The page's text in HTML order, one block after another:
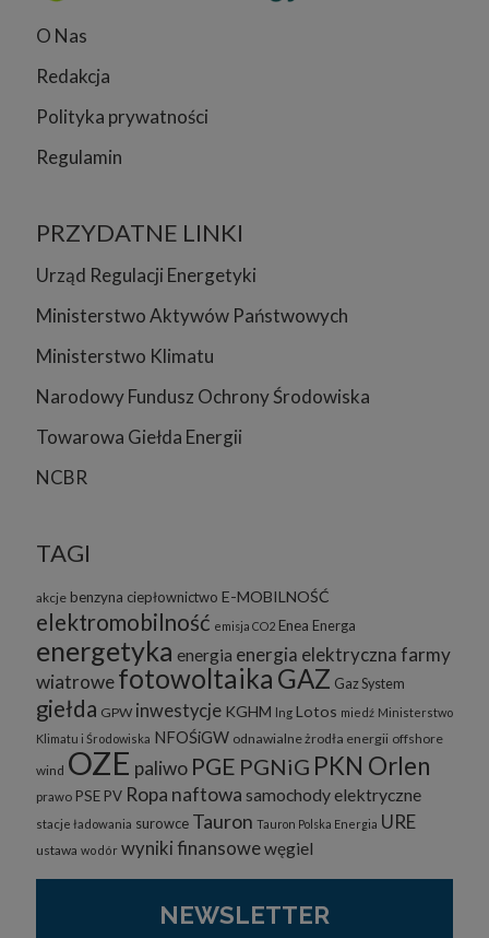
O Nas
Redakcja
Polityka prywatności
Regulamin
PRZYDATNE LINKI
Urząd Regulacji Energetyki
Ministerstwo Aktywów Państwowych
Ministerstwo Klimatu
Narodowy Fundusz Ochrony Środowiska
Towarowa Giełda Energii
NCBR
TAGI
akcje benzyna ciepłownictwo E-MOBILNOŚĆ
elektromobilność emisja CO2 Enea Energa
energetyka energia energia elektrycznafarmy
wiatrowefotowoltaika GAZ Gaz System
giełda GPW inwestycje KGHM lng Lotos miedź Ministerstwo
Klimatu i Środowiska NFOŚiGW odnawialne żrodła energii offshore
wind OZE paliwo PGE PGNiG PKN Orlen
prawo PSE PV Ropa naftowa samochody elektryczne
stacje ładowania surowce Tauron Tauron Polska Energia URE
ustawa wodór wyniki finansowewęgiel
NEWSLETTER